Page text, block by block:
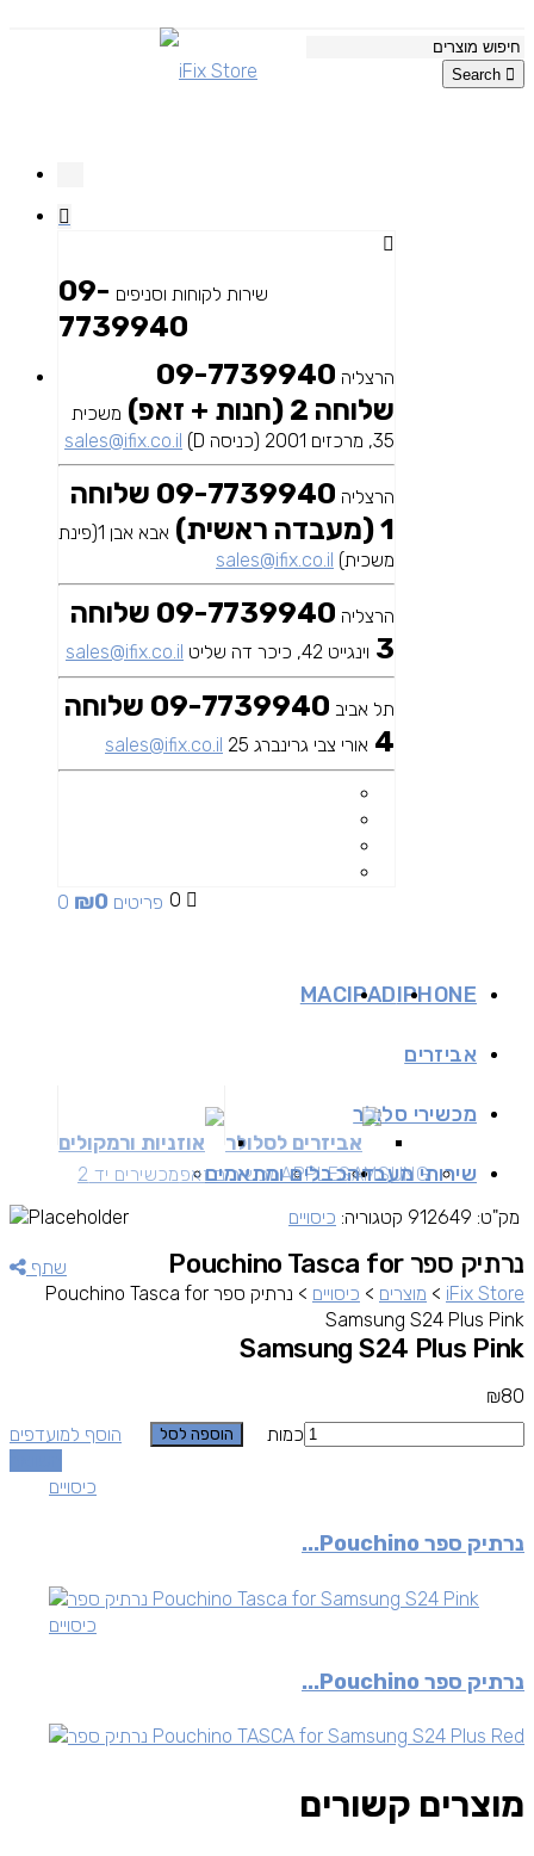
Search
שירות לקוחות וסניפים 09-
7739940
הרצליה 09-7739940
שלוחה 2 (חנות + זאפ)
משכית
35, מרכזים 2001 (כניסה D)
sales@ifix.co.il
הרצליה
09-7739940 שלוחה
1 (מעבדה ראשית)
אבא אבן 1(פינת
משכית) sales@ifix.co.il
הרצליה
09-7739940 שלוחה
3 וינגייט 42, כיכר דה שליט sales@ifix.co.il
תל אביב
09-7739940 שלוחה
4 אורי צבי גרינברג 25 sales@ifix.co.il
0 0 פריטים ₪0
IPHONE
IPAD
MAC
אביזרים
אביזרים לסלולר אוזניות ורמקולים
מכשירי סלולר
SAMSUNG
APPLEמכשירים זאפמכשירים יד 2 שירותי מעבדהכבלים ומתאמים
שתף
iFix Store
> מוצרים > כיסויים >
נרתיק ספר Pouchino Tasca for
Samsung S24 Plus Pink
נרתיק ספר Pouchino Tasca for
Samsung S24 Plus Pink
₪80
כמות
הוספה לסל
הוסף למועדפים
מק"ט: 912649 קטגוריה: כיסויים
כיסויים
נרתיק ספר Pouchino...
כיסויים
נרתיק ספר Pouchino...
מוצרים קשורים